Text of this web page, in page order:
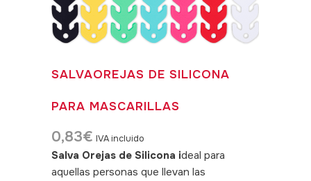
SALVAOREJAS DE SILICONA
PARA MASCARILLAS
0,83€ IVA incluido
Salva Orejas de Silicona ideal para
aquellas personas que llevan las